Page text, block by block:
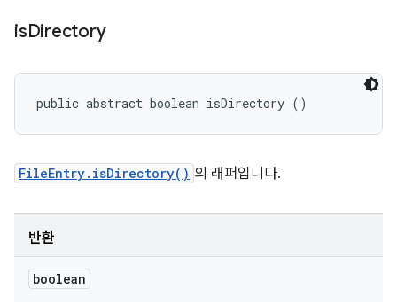
isDirectory
public abstract boolean isDirectory ()
FileEntry.isDirectory() 의 래퍼입니다.
반환
boolean